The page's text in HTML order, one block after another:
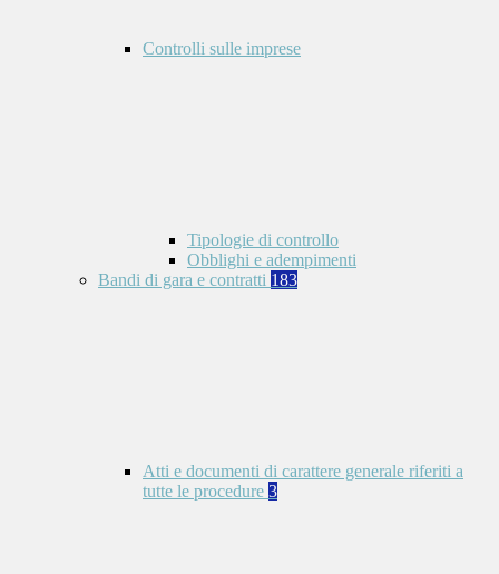
Controlli sulle imprese
Tipologie di controllo
Obblighi e adempimenti
Bandi di gara e contratti 183
Atti e documenti di carattere generale riferiti a
tutte le procedure 3